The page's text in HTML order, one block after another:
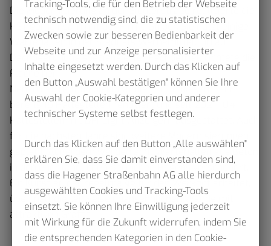
Die Modernisierung an der Siedlerstraße realisierte die
HST gemeinsam mit der Firma Ströer. Sie nutzt einige
Wartehallen in der Stadt als Werbemittel. Ein auf
Dachbegrünung spezialisierter Fachbetrieb richtete die
Fläche her.
Neben dem Pilotprojekt hat die HST in diesem Jahr
bereits 15 Haltestellen renoviert und seit 2021 104
Haltestellen mit DFI-Light-Anzeigern ausgestattet. Auch
für die nächsten Jahre sind weitere Modernisierungen
geplant. Außerdem werden acht Wartehallen aus Beton
in den eher ländlichen Bereichen Hagens verschönert.
Ein Künstler, der regelmäßig für den Werkhof arbeitet,
übermalt die teilweise unansehnlichen Wände mit
attraktiven Graffiti .
Tracking-Tools, die für den Betrieb der Webseite
technisch notwendig sind, die zu statistischen
Zwecken sowie zur besseren Bedienbarkeit der
Webseite und zur Anzeige personalisierter
Inhalte eingesetzt werden. Durch das Klicken auf
den Button „Auswahl bestätigen" können Sie Ihre
Auswahl der Cookie-Kategorien und anderer
technischer Systeme selbst festlegen.
Durch das Klicken auf den Button „Alle auswählen"
erklären Sie, dass Sie damit einverstanden sind,
dass die Hagener Straßenbahn AG alle hierdurch
ausgewählten Cookies und Tracking-Tools
einsetzt. Sie können Ihre Einwilligung jederzeit
mit Wirkung für die Zukunft widerrufen, indem Sie
die entsprechenden Kategorien in den Cookie-